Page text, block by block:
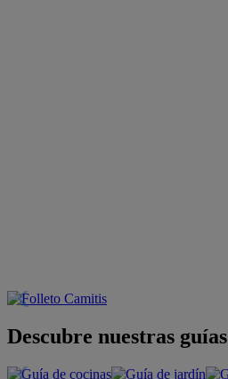
Descubre nuestras guías